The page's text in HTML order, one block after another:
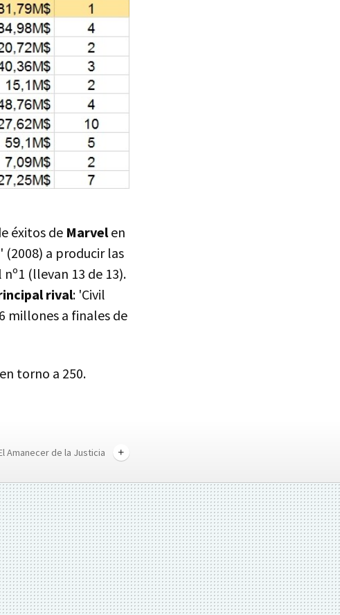
éxitos de Marvelen
a producir las
(llevan 13 de 13).
rival: 'Civil
millones a finales de
torno a 250.
Amanecer de la Justicia